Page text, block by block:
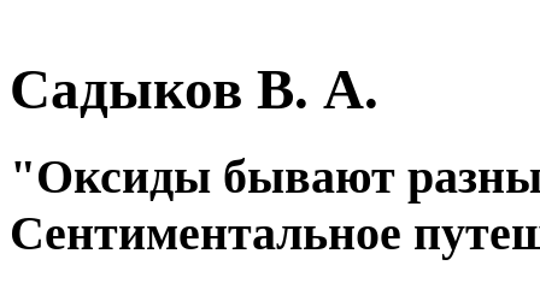
Садыков В. А.
"Оксиды бывают
Сентиментальное